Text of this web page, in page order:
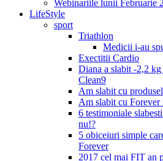
Webinariile lunii Februarie
LifeStyle
sport
Triathlon
Medicii i-au
Exectitii Cardio
Diana a slabit -2,2
Clean9
Am slabit cu
Am slabit cu Forever
6 testimoniale
nu!?
5 obiceiuri simple
Forever
2017 cel mai FIT an